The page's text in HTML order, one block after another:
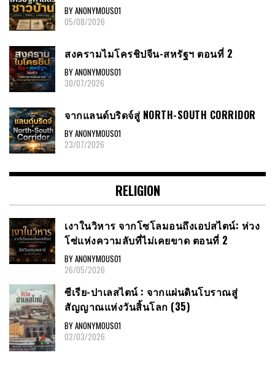
BY ANONYMOUS01
05/08/2026
สงครามไมโครชิปจีน-สหรัฐฯ ตอนที่ 2
BY ANONYMOUS01
30/07/2026
จากแลนด์บริดจ์สู่ NORTH-SOUTH CORRIDOR
BY ANONYMOUS01
23/07/2026
RELIGION
เงาในวิหาร จากโซโลมอนถึงเอปสไตน์: ห่วง
โซ่แห่งความลับที่ไม่เคยขาด ตอนที่ 2
BY ANONYMOUS01
26/05/2026
ซีเรีย​-ปาเลสไตน์​ : จากแผ่นดินโบราณสู่
สัญญาณ​แห่งวันสิ้นโลก​ (35)
BY ANONYMOUS01
02/03/2026